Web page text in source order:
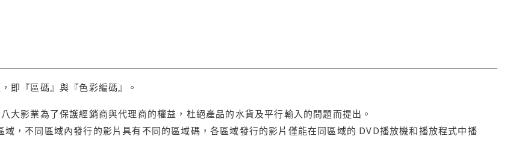
即『區碼』與『色彩編碼』。
大影業為了保護經銷商與代理商的權益，杜絕產品的水貨及平行輸入的問題而提出。
，不同區域內發行的影片具有不同的區域碼，各區域發行的影片僅能在同區域的 DVD播放機和播放程式中播